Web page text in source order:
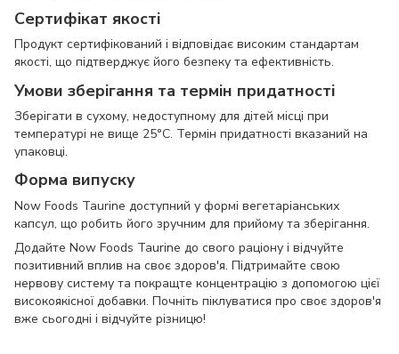
Сертифікат якості
Продукт сертифікований і відповідає високим стандартам
якості, що підтверджує його безпеку та ефективність.
Умови зберігання та термін придатності
Зберігати в сухому, недоступному для дітей місці при
температурі не вище 25°C. Термін придатності вказаний на
упаковці.
Форма випуску
Now Foods Taurine доступний у формі вегетаріанських
капсул, що робить його зручним для прийому та зберігання.
Додайте Now Foods Taurine до свого раціону і відчуйте
позитивний вплив на своє здоров'я. Підтримайте свою
нервову систему та покращте концентрацію з допомогою цієї
високоякісної добавки. Почніть піклуватися про своє здоров'я
вже сьогодні і відчуйте різницю!